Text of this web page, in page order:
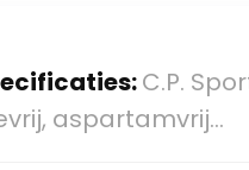
C.P.
aspartamvrij…